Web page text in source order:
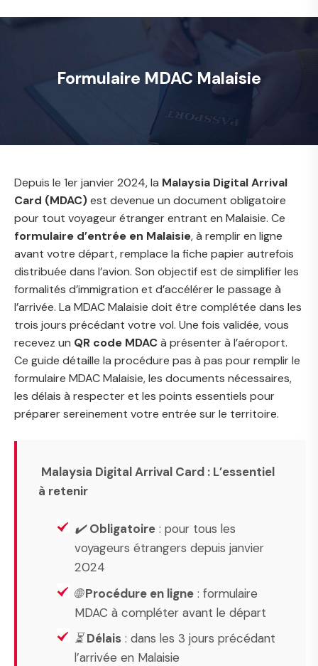
Formulaire MDAC Malaisie
Depuis le 1er janvier 2024, la Malaysia Digital Arrival
Card (MDAC)est devenue un document obligatoire
pour tout voyageur étranger entrant en Malaisie. Ce
formulaire d’entrée en Malaisie, à remplir en ligne
avant votre départ, remplace la fiche papier autrefois
distribuée dans l’avion. Son objectif est de simplifier les
formalités d’immigration et d’accélérer le passage à
l’arrivée. La MDAC Malaisie doit être complétée dans les
trois jours précédant votre vol. Une fois validée, vous
recevez un QR code MDACà présenter à l’aéroport.
Ce guide détaille la procédure pas à pas pour remplir le
formulaire MDAC Malaisie, les documents nécessaires,
les délais à respecter et les points essentiels pour
préparer sereinement votre entrée sur le territoire.
Malaysia Digital Arrival Card : L’essentiel
à retenir
✔️Obligatoire : pour tous les
voyageurs étrangers depuis janvier
2024
🌐Procédure en ligne : formulaire
MDAC à compléter avant le départ
⏳Délais : dans les 3 jours précédant
l’arrivée en Malaisie